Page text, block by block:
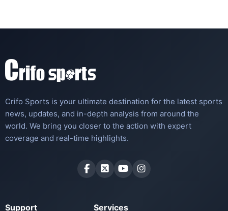
Crifo Sports is your ultimate destination for the latest sports
news, updates, and in-depth analysis from around the
world. We bring you closer to the action with expert
coverage and real-time highlights.
Support Services